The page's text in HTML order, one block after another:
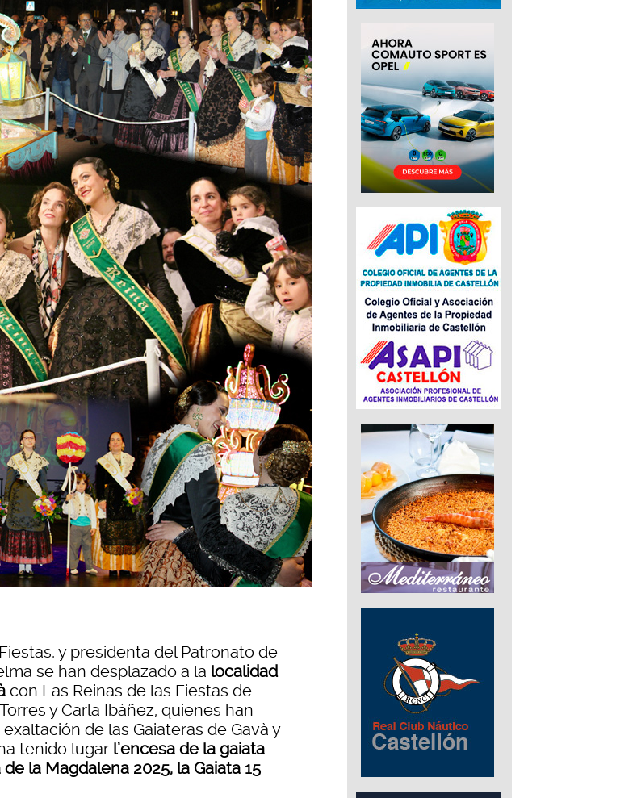
y presidenta del Patronato de
se han desplazado a la localidad
con Las Reinas de las Fiestas de
y Carla Ibáñez, quienes han
de las Gaiateras de Gavà y
tenido lugar l’encesa de la gaiata
la Magdalena 2025, la Gaiata 15